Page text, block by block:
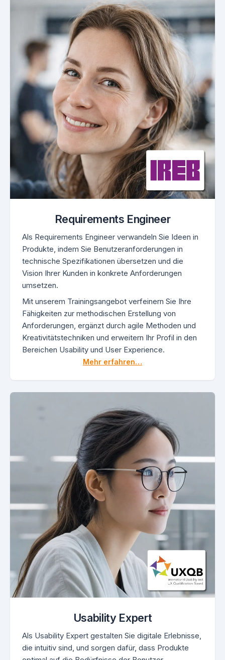
Requirements Engineer
Als Requirements Engineer verwandeln Sie Ideen in
Produkte, indem Sie Benutzeranforderungen in
technische Spezifikationen übersetzen und die
Vision Ihrer Kunden in konkrete Anforderungen
umsetzen.
Mit unserem Trainingsangebot verfeinern Sie Ihre
Fähigkeiten zur methodischen Erstellung von
Anforderungen, ergänzt durch agile Methoden und
Kreativitätstechniken und erweitern Ihr Profil in den
Bereichen Usability und User Experience.
Mehr erfahren…
Usability Expert
Als Usability Expert gestalten Sie digitale Erlebnisse,
die intuitiv sind, und sorgen dafür, dass Produkte